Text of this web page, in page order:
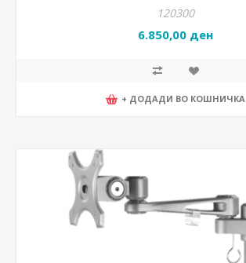
120300
6.850,00 ден
+ ДОДАДИ ВО КОШНИЧКА